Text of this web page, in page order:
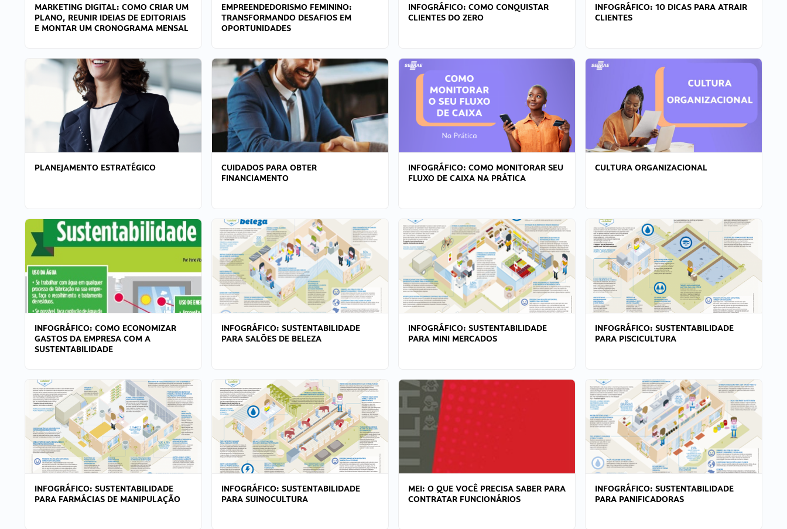
MARKETING DIGITAL: COMO CRIAR UM
PLANO, REUNIR IDEIAS DE EDITORIAIS
E MONTAR UM CRONOGRAMA MENSAL
EMPREENDEDORISMO FEMININO:
TRANSFORMANDO DESAFIOS EM
OPORTUNIDADES
INFOGRÁFICO: COMO CONQUISTAR
CLIENTES DO ZERO
INFOGRÁFICO: 10 DICAS PARA ATRAIR
CLIENTES
PLANEJAMENTO ESTRATÉGICO
CUIDADOS PARA OBTER
FINANCIAMENTO
INFOGRÁFICO: COMO MONITORAR SEU
FLUXO DE CAIXA NA PRÁTICA
CULTURA ORGANIZACIONAL
INFOGRÁFICO: COMO ECONOMIZAR
GASTOS DA EMPRESA COM A
SUSTENTABILIDADE
INFOGRÁFICO: SUSTENTABILIDADE
PARA SALÕES DE BELEZA
INFOGRÁFICO: SUSTENTABILIDADE
PARA MINI MERCADOS
INFOGRÁFICO: SUSTENTABILIDADE
PARA PISCICULTURA
INFOGRÁFICO: SUSTENTABILIDADE
PARA FARMÁCIAS DE MANIPULAÇÃO
INFOGRÁFICO: SUSTENTABILIDADE
PARA SUINOCULTURA
MEI: O QUE VOCÊ PRECISA SABER PARA
CONTRATAR FUNCIONÁRIOS
INFOGRÁFICO: SUSTENTABILIDADE
PARA PANIFICADORAS